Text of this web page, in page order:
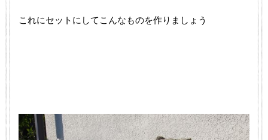
これにセットにしてこんなものを作りましょう